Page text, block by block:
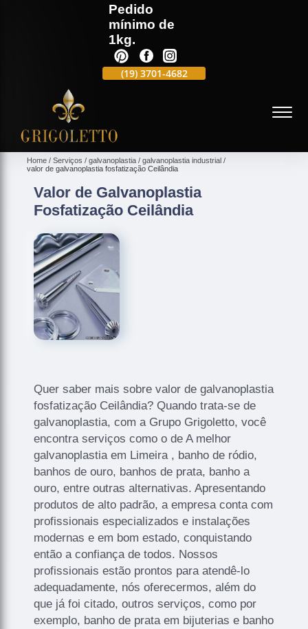
Pedido
mínimo de
1kg.
(19) 3701-4682 (19)
Home Serviços galvanoplastia
galvanoplastia industrial
valor de galvanoplastia fosfatização Ceilândia
Valor de Galvanoplastia
Fosfatização Ceilândia
Quer saber mais sobre valor de galvanoplastia
fosfatização Ceilândia? Quando trata-se de
galvanoplastia, com a Grupo Grigoletto, você
encontra serviços como o de A melhor
galvanoplastia em Limeira , banho de ródio,
banhos de ouro, banhos de prata, banho a
ouro, entre outras alternativas. Apresentando
produtos de alto padrão, a empresa conta com
profissionais especializados e instalações
modernas e em bom estado, conquistando
então a confiança de todos. Nossos
profissionais estão prontos para atendê-lo
adequadamente, nós oferecermos, além do
que já foi citado, outros serviços, como por
exemplo, banho de prata em bijuterias e banho